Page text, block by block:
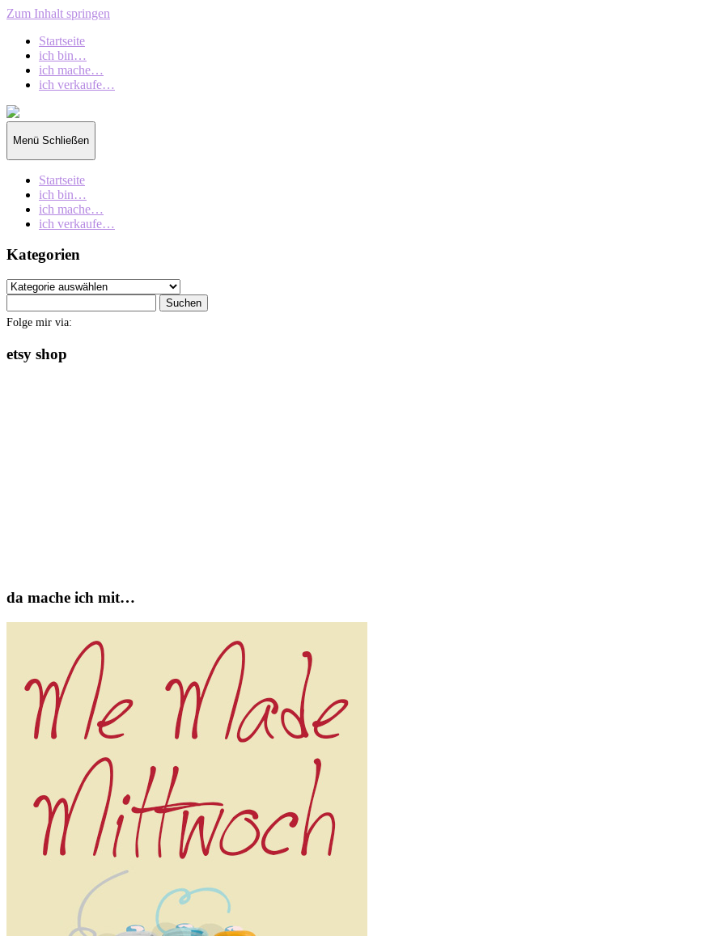
Zum Inhalt springen
Startseite
ich bin…
ich mache…
ich verkaufe…
collection
oberschin
Menü Schließen
Startseite
ich bin…
ich mache…
ich verkaufe…
Kategorien
Kategorien
nach:
Folge mir via:
etsy shop
da mache ich mit…